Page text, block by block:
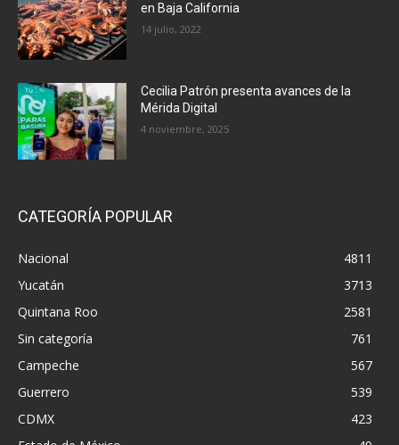
en Baja California
14 julio, 2022
Cecilia Patrón presenta avances de la
Mérida Digital
4 noviembre, 2025
CATEGORÍA POPULAR
Nacional
4811
Yucatán
3713
Quintana Roo
2581
Sin categoría
761
Campeche
567
Guerrero
539
CDMX
423